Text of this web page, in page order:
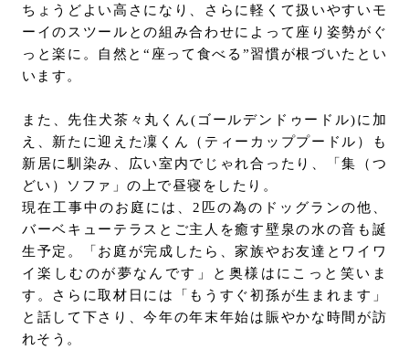
ちょうどよい高さになり、さらに軽くて扱いやすいモ
ーイのスツールとの組み合わせによって座り姿勢がぐ
っと楽に。自然と“座って食べる”習慣が根づいたとい
います。
また、先住犬茶々丸くん(ゴールデンドゥードル)に加
え、新たに迎えた凜くん（ティーカッププードル）も
新居に馴染み、広い室内でじゃれ合ったり、「集（つ
どい）ソファ」の上で昼寝をしたり。
現在⼯事中のお庭には、2匹の為のドッグランの他、
バーベキューテラスとご主人を癒す壁泉の水の音も誕
⽣予定。「お庭が完成したら、家族やお友達とワイワ
イ楽しむのが夢なんです」と奥様はにこっと笑いま
す。さらに取材⽇には「もうすぐ初孫が⽣まれます」
と話して下さり、今年の年末年始は賑やかな時間が訪
れそう。